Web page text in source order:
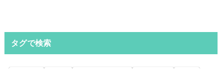
タグで検索